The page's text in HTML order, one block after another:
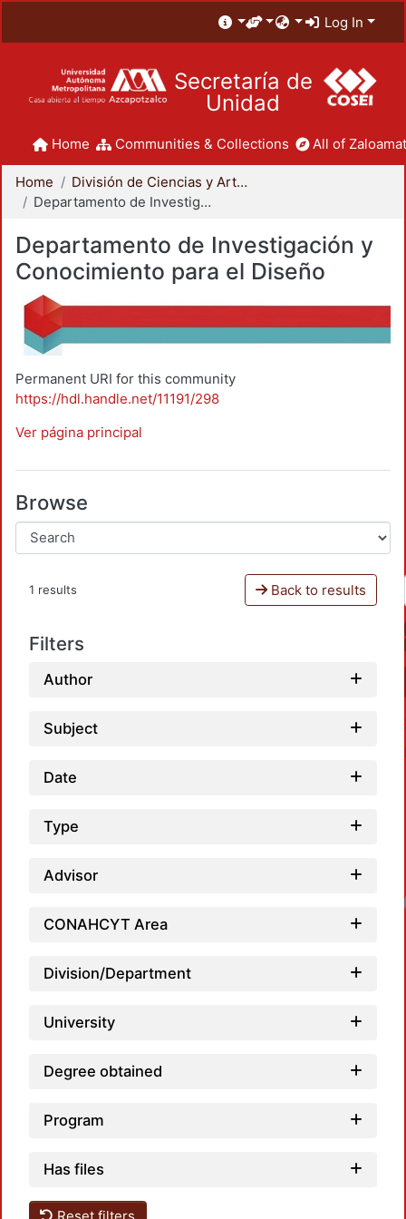
Log In
Secretaría de
Unidad
Home Communities & Collections All of
Home
División de Ciencias y Artes para el Diseño
Departamento de Investigación y Conocimiento para el Diseño
Departamento de Investigación y
Conocimiento para el Diseño
Permanent URI for this community
https://hdl.handle.net/11191/298
Ver página principal
Browse
1 results Back to results
Filters
Author
Subject
Date
Type
Advisor
CONAHCYT Area
Division/Department
University
Degree obtained
Program
Has files